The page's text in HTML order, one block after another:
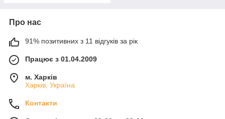
Про нас
91% позитивних з 11 відгуків за рік
Працює з 01.04.2009
м. Харків
Харків, Україна
Контакти